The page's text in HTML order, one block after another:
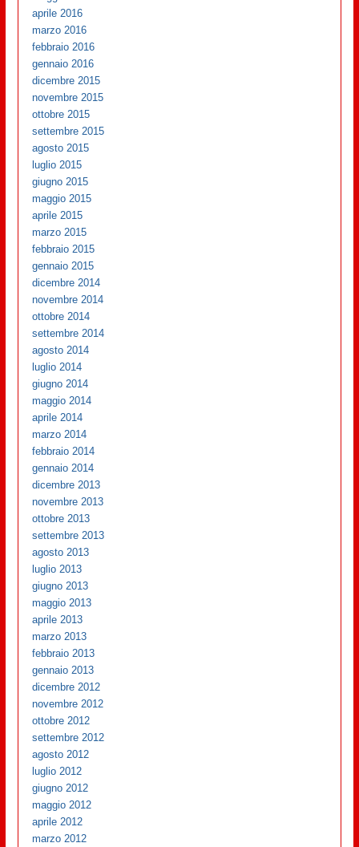
aprile 2016
marzo 2016
febbraio 2016
gennaio 2016
dicembre 2015
novembre 2015
ottobre 2015
settembre 2015
agosto 2015
luglio 2015
giugno 2015
maggio 2015
aprile 2015
marzo 2015
febbraio 2015
gennaio 2015
dicembre 2014
novembre 2014
ottobre 2014
settembre 2014
agosto 2014
luglio 2014
giugno 2014
maggio 2014
aprile 2014
marzo 2014
febbraio 2014
gennaio 2014
dicembre 2013
novembre 2013
ottobre 2013
settembre 2013
agosto 2013
luglio 2013
giugno 2013
maggio 2013
aprile 2013
marzo 2013
febbraio 2013
gennaio 2013
dicembre 2012
novembre 2012
ottobre 2012
settembre 2012
agosto 2012
luglio 2012
giugno 2012
maggio 2012
aprile 2012
marzo 2012